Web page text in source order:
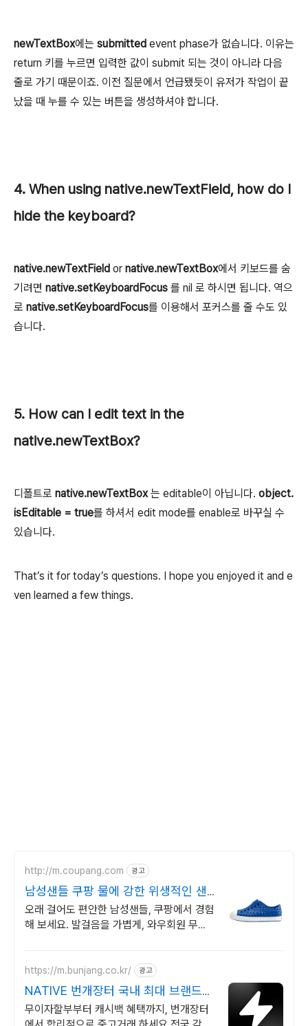
newTextBox에는 submitted event phase가 없습니다. 이유는
return 키를 누르면 입력한 값이 submit 되는 것이 아니라 다음
줄로 가기 때문이죠. 이전 질문에서 언급됐듯이 유저가 작업이 끝
났을 때 누를 수 있는 버튼을 생성하셔야 합니다.
4. When using native.newTextField, how do I
hide the keyboard?
native.newTextField or native.newTextBox에서 키보드를 숨
기려면 native.setKeyboardFocus 를 nil 로 하시면 됩니다. 역으
로 native.setKeyboardFocus를 이용해서 포커스를 줄 수도 있
습니다.
5. How can I edit text in the
native.newTextBox?
디폴트로 native.newTextBox는 editable이 아닙니다. object.
isEditable = true를 하셔서 edit mode를 enable로 바꾸실 수
있습니다.
That’s it for today’s questions. I hope you enjoyed it and e
ven learned a few things.
http://m.coupang.com 광고
남성샌들 쿠팡 물에 강한 위생적인 샌
들
오래 걸어도 편안한 남성샌들, 쿠팡에서 경험
해 보세요. 발걸음을 가볍게, 와우회원 무제
https://m.bunjang.co.kr/ 광고
NATIVE 번개장터 국내 최대 브랜드
중고거래
무이자할부부터 캐시백 혜택까지, 번개장터